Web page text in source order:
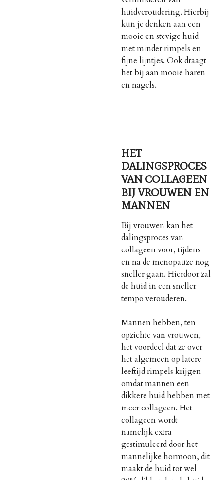
huidveroudering. Hierbij
kun je denken aan een
mooie en stevige huid
met minder rimpels en
fijne lijntjes. Ook draagt
het bij aan mooie haren
en nagels.
HET
DALINGSPROCES
VAN COLLAGEEN
BIJ VROUWEN EN
MANNEN
Bij vrouwen kan het
dalingsproces van
collageen voor, tijdens
en na de menopauze nog
sneller gaan. Hierdoor zal
de huid in een sneller
tempo verouderen.
Mannen hebben, ten
opzichte van vrouwen,
het voordeel dat ze over
het algemeen op latere
leeftijd rimpels krijgen
omdat mannen een
dikkere huid hebben met
meer collageen. Het
collageen wordt
namelijk extra
gestimuleerd door het
mannelijke hormoon, dit
maakt de huid tot wel